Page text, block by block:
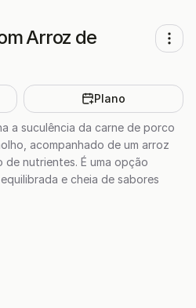
Arroz de
Plano
a suculência da carne de porco
acompanhado de um arroz
nutrientes. É uma opção
e cheia de sabores